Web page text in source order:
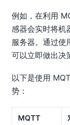
例如，在利用
感器会实时将机
服务器。通过使
可以立即做出决
以下是使用
势：
MQTT